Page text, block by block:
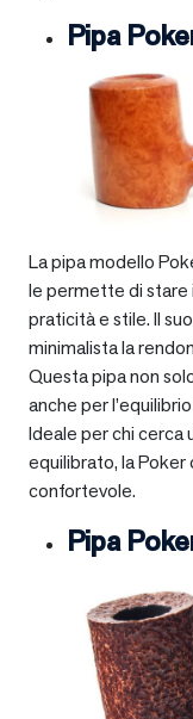
Pipa
La pipa modello
le permette di stare
praticità e stile. Il
minimalista la
Questa pipa non
anche per
Ideale per chi cerca
equilibrato, la
confortevole.
Pipa